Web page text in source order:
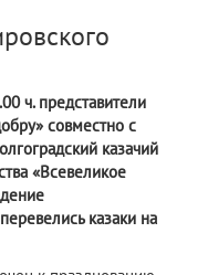
ч. представители
совместно с
казачий
«Всевеликое
казаки на